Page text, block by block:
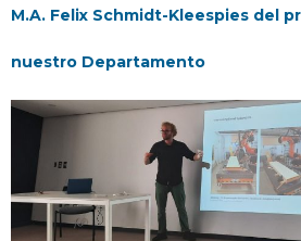
M.A. Felix Schmidt-Kleespies del
nuestro Departamento